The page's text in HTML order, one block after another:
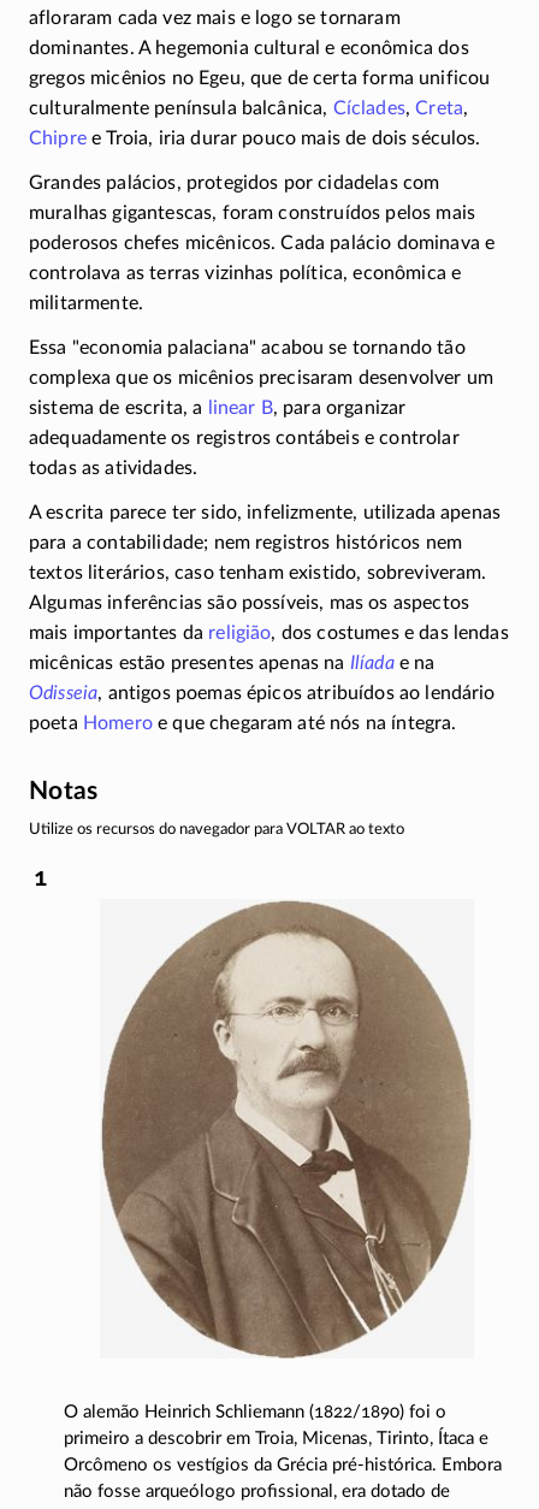
afloraram cada vez mais e logo se tornaram
dominantes. A hegemonia cultural e econômica dos
gregos micênios no Egeu, que de certa forma unificou
culturalmente península balcânica, Cíclades,Creta,
Chipree Troia, iria durar pouco mais de dois séculos.
Grandes palácios, protegidos por cidadelas com
muralhas gigantescas, foram construídos pelos mais
poderosos chefes micênicos. Cada palácio dominava e
controlava as terras vizinhas política, econômica e
militarmente.
Essa economia palaciana
acabou se tornando tão
complexa que os micênios precisaram desenvolver um
sistema de escrita, a
linear B, para organizar
adequadamente os registros contábeis e controlar
todas as atividades.
A escrita parece ter sido, infelizmente, utilizada apenas
para a contabilidade; nem registros históricos nem
textos literários, caso tenham existido, sobreviveram.
Algumas inferências são possíveis, mas os aspectos
mais importantes da religião, dos costumes e das lendas
micênicas estão presentes apenas na Ilíadae na
Odisseia, antigos poemas épicos atribuídos ao lendário
poeta Homeroe que chegaram até nós na íntegra.
Notas
Utilize os recursos do navegador para VOLTAR ao texto
O alemão Heinrich Schliemann (1822/1890)foi o
primeiro a descobrir em Troia, Micenas, Tirinto, Ítaca e
Orcômeno os vestígios da Grécia pré-histórica. Embora
não fosse arqueólogo profissional, era dotado de